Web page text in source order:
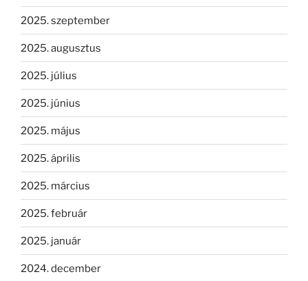
2025. szeptember
2025. augusztus
2025. július
2025. június
2025. május
2025. április
2025. március
2025. február
2025. január
2024. december